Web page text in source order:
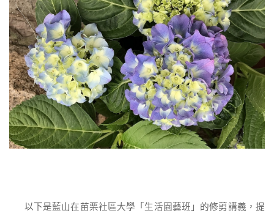
以下是藍山在苗栗社區大學「生活園藝班」的修剪講義，提